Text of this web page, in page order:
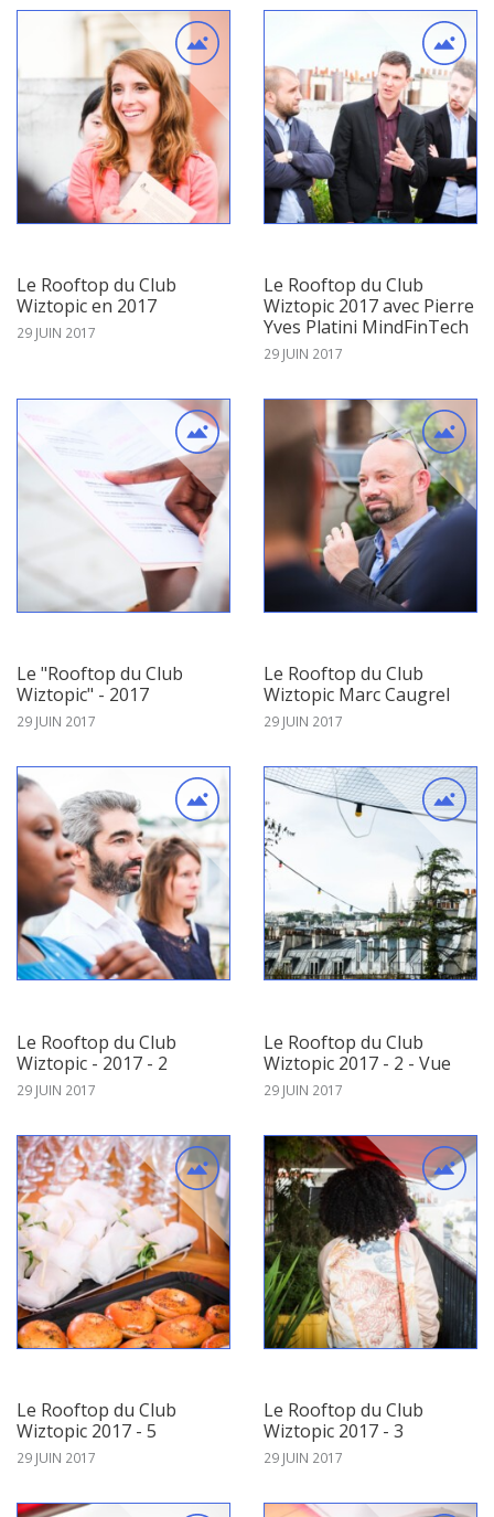
Le Rooftop du Club
Wiztopic en 2017
29 JUIN 2017
Le Rooftop du Club
Wiztopic 2017 avec Pierre
Yves Platini MindFinTech
29 JUIN 2017
Le "Rooftop du Club
Wiztopic" - 2017
29 JUIN 2017
Le Rooftop du Club
Wiztopic Marc Caugrel
29 JUIN 2017
Le Rooftop du Club
Wiztopic - 2017 - 2
29 JUIN 2017
Le Rooftop du Club
Wiztopic 2017 - 2 - Vue
29 JUIN 2017
Le Rooftop du Club
Wiztopic 2017 - 5
29 JUIN 2017
Le Rooftop du Club
Wiztopic 2017 - 3
29 JUIN 2017